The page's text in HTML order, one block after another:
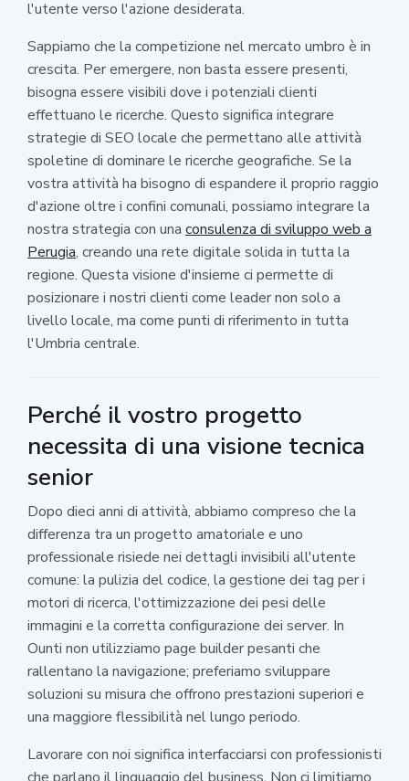
l'utente verso l'azione desiderata.
Sappiamo che la competizione nel mercato umbro è in
crescita. Per emergere, non basta essere presenti,
bisogna essere visibili dove i potenziali clienti
effettuano le ricerche. Questo significa integrare
strategie di SEO locale che permettano alle attività
spoletine di dominare le ricerche geografiche. Se la
vostra attività ha bisogno di espandere il proprio raggio
d'azione oltre i confini comunali, possiamo integrare la
nostra strategia con una consulenza di sviluppo web a
Perugia, creando una rete digitale solida in tutta la
regione. Questa visione d'insieme ci permette di
posizionare i nostri clienti come leader non solo a
livello locale, ma come punti di riferimento in tutta
l'Umbria centrale.
Perché il vostro progetto
necessita di una visione tecnica
senior
Dopo dieci anni di attività, abbiamo compreso che la
differenza tra un progetto amatoriale e uno
professionale risiede nei dettagli invisibili all'utente
comune: la pulizia del codice, la gestione dei tag per i
motori di ricerca, l'ottimizzazione dei pesi delle
immagini e la corretta configurazione dei server. In
Ounti non utilizziamo page builder pesanti che
rallentano la navigazione; preferiamo sviluppare
soluzioni su misura che offrono prestazioni superiori e
una maggiore flessibilità nel lungo periodo.
Lavorare con noi significa interfacciarsi con professionisti